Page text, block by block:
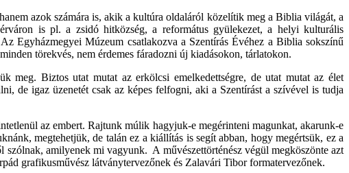
azok számára is, akik a kultúra oldaláról közelítik meg a Biblia világát, a
is pl. a zsidó hitközség, a református gyülekezet, a helyi kulturális
Egyházmegyei Múzeum csatlakozva a Szentírás Évéhez a Biblia sokszínű
törekvés, nem érdemes fáradozni új kiadásokon, tárlatokon.
meg. Biztos utat mutat az erkölcsi emelkedettségre, de utat mutat az élet
de igaz üzenetét csak az képes felfogni, aki a Szentírást a szívével is tudja
az embert. Rajtunk múlik hagyjuk-e megérinteni magunkat, akarunk-e
megtehetjük, de talán ez a kiállítás is segít abban, hogy megértsük, ez a
amilyenek mi vagyunk. A művészettörténész végül megköszönte azt
grafikusművész látványtervezőnek és Zalavári Tibor formatervezőnek.